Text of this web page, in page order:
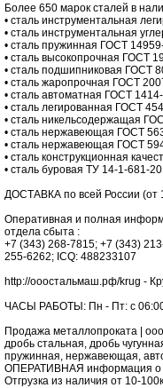
Более 650 марок сталей в
• сталь инструментальная
• сталь инструментальная
• сталь пружинная ГОСТ
• сталь высокопрочная ГОСТ
• сталь подшипниковая ГОСТ
• сталь жаропрочная ГОСТ
• сталь автоматная ГОСТ 1414-
• сталь легированная ГОСТ
• сталь никельсодержащая
• сталь нержавеющая ГОСТ
• сталь нержавеющая ГОСТ
• сталь конструкционная
• сталь буровая ТУ 14-1-681-
ДОСТАВКА по всей России (от
Оперативная и полная
отдела сбыта :
+7 (343) 268-7815; +7 (343)
255-6262; ICQ: 488233107
http://ооостальмаш.рф/krug -
ЧАСЫ РАБОТЫ: Пн - Пт: с 06:00
Продажа металлопроката |
дробь стальная, дробь
пружинная, нержавеющая,
ОПЕРАТИВНАЯ информация о
Отгрузка из наличия от 10-